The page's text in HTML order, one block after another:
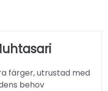
färger, utrustad med
behov